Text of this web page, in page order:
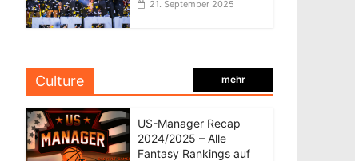
21. September 2025
Culture mehr
US-Manager Recap
2024/2025 – Alle
Fantasy Rankings auf